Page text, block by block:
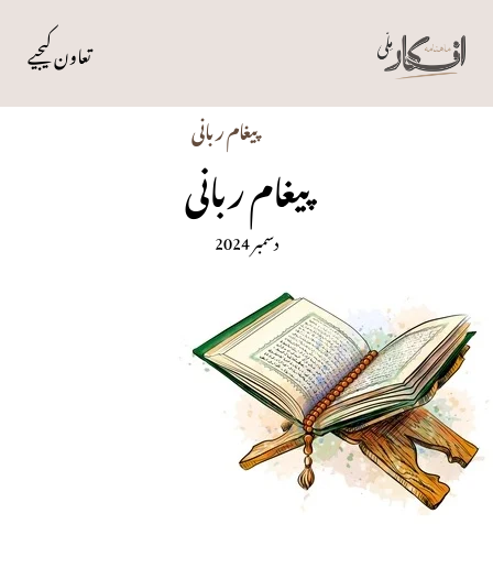
تعاون کیجیے
پیغام ربانی
پیغام ربانی
دسمبر 2024